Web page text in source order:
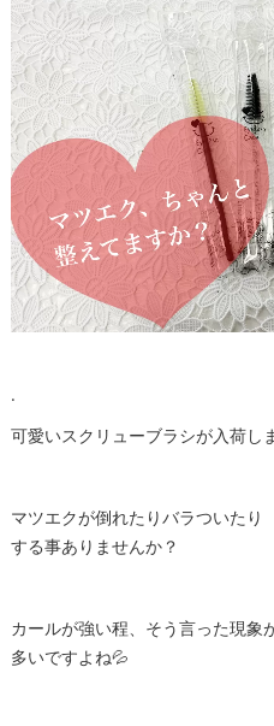
.
可愛いスクリューブラシが入荷
マツエクが倒れたりバラついたり
する事ありませんか？
カールが強い程、そう言った現象
多いですよね💦